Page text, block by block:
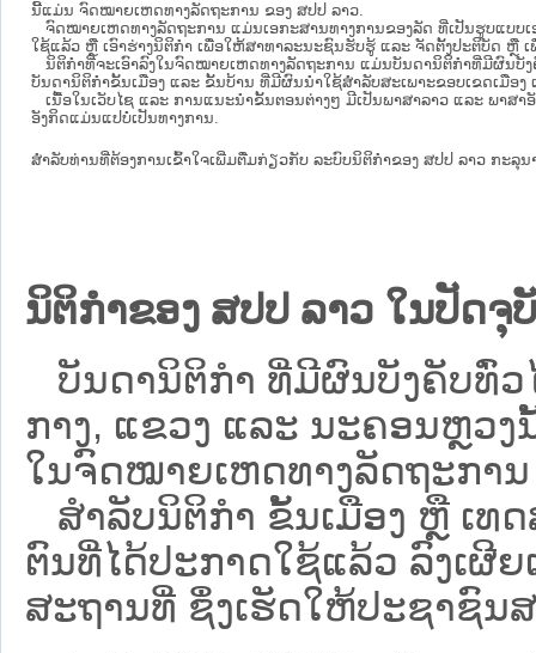
ນີ້ແມ່ນ ຈົດໝາຍເຫດທາງລັດຖະການ ຂອງ ສປປ ລາວ.
ຈົດໝາຍເຫດທາງລັດຖະການ ແມ່ນ​ເອ​ກະ​ສານ​ທາງ​ການ​ຂອງ​ລັດ ທີ່​ເປັນ​ຮູບ​ແບບ​
ໃຊ້ແລ້ວ ຫຼື ເອົາຮ່າງນິຕິກໍາ ເພື່ອໃຫ້​ສາ​ທາ​ລະ​ນະ​ຊົນ​ຮັບ​ຮູ້ ແລະ ຈັດ​ຕັ້ງ​ປະ​ຕິ​ບັດ ຫຼື
ນິ​ຕິ​ກຳ​ທີ່​ຈະ​ເອົາ​ລົງ​ໃນ​ຈົດ​ໝາຍ​ເຫດ​ທາງ​ລັດ​ຖະ​ການ ​ແມ່ນ​ບັນ​ດາ​ນິ​ຕິ​ກຳ​ທີ່​ມີ​ຜົນ​ບັ
ບັນ​ດານິ​ຕິ​ກຳ​ຂັ້ນ​ເມືອງ ແລະ ຂັ້ນ​ບ້ານ ​ທີ່​ມີ​ຜົນ​ນຳ​ໃຊ້​ສຳ​ລັບ​ສະ​ເພາະ​ຂອບ​ເຂດ​ເມືອງ
ເນື້ອໃນ​ເວັບ​ໄຊ​ ແລະ ການແນະນໍາຂັ້ນຕອນຕ່າງໆ ມີເປັນພາສາລາວ ແລະ ພາສ
ອັງກິດແມ່ນແປບໍ່ເປັນທາງການ.
ສໍາລັບທ່ານທີ່ຕ້ອງການເຂົ້າໃຈເພີ່ມຕື່ມກ່ຽວກັບ ລະບົບນິຕິກຳຂອງ ສປປ ລາວ ກະລຸນ
ນິຕິກຳຂອງ ສປປ ລາວ ໃນປັດ
ບັນດານິຕິກໍາ ທີ່ມີຜົນບັງຄັບທົ່
ກາງ, ແຂວງ ແລະ ນະຄອນຫຼວ
ໃນຈົດໝາຍເຫດທາງລັດຖະການ
ສຳລັບນິ​ຕິ​ກຳ ຂັ້ນເມືອງ ຫຼື ເທ
ຕົນທີ່ໄດ້ປະກາດໃຊ້ແລ້ວ ລົງ​ເຜີ
ສະຖານທີ່ ຊຶ່ງເຮັດໃຫ້ປະຊາຊົນສ